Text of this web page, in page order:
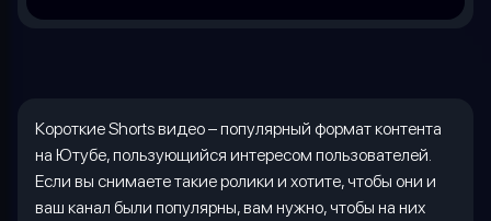
КороткиеShortsвидео – популярный формат контента
на Ютубе, пользующийся интересом пользователей.
Если вы снимаете такие ролики и хотите, чтобы они и
ваш канал были популярны, вам нужно, чтобы на них